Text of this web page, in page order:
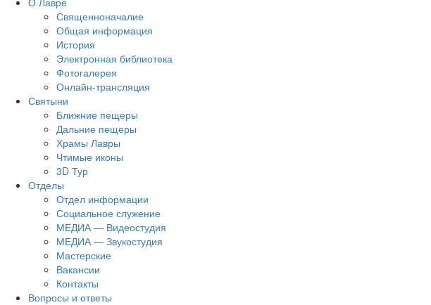
Священноначалие
Общая информация
История
Электронная библиотека
Фотогалерея
Онлайн-трансляция
Святыни
Ближние пещеры
Дальние пещеры
Храмы Лавры
Чтимые иконы
3D Тур
Отделы
Отдел информации
Социальное служение
МЕДИА — Видеостудия
МЕДИА — Звукостудия
Мастерские
Вакансии
Контакты
Вопросы и ответы